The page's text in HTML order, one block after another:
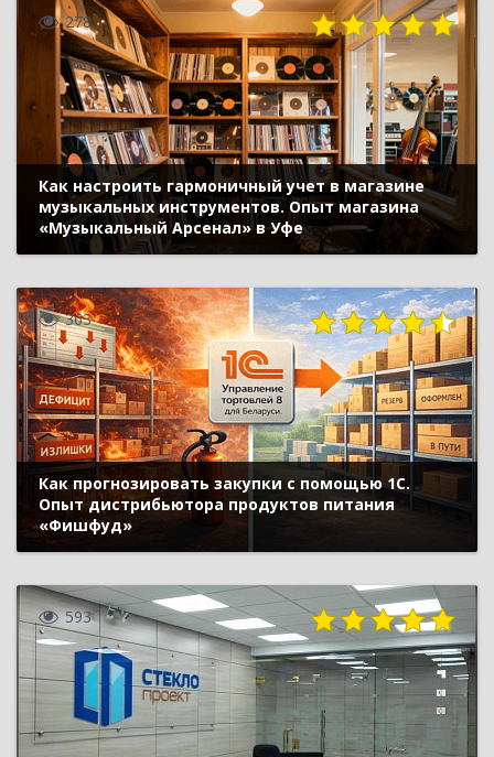
278
Как настроить гармоничный учет в магазине
музыкальных инструментов. Опыт магазина
«Музыкальный Арсенал» в Уфе
363
Как прогнозировать закупки с помощью 1С.
Опыт дистрибьютора продуктов питания
«Фишфуд»
593